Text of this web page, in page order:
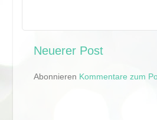
Neuerer Post
Abonnieren Kommentare zum